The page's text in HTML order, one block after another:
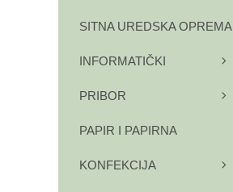
SITNA UREDSKA OPREMA
INFORMATIČKI
PRIBOR
PAPIR I PAPIRNA
KONFEKCIJA